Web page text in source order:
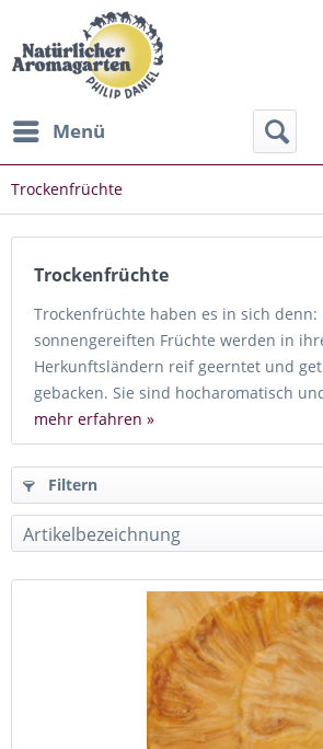
Menü
Trockenfrüchte
Trockenfrüchte
Trockenfrüchte haben es in sich denn:
sonnengereiften Früchte werden in
Herkunftsländern reif geerntet und
gebacken. Sie sind hocharomatisch
mehr erfahren »
Filtern